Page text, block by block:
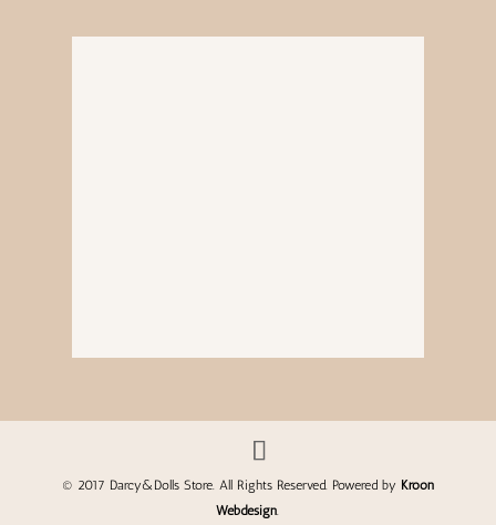
© 2017 Darcy&Dolls Store. All Rights Reserved. Powered by Kroon
Webdesign